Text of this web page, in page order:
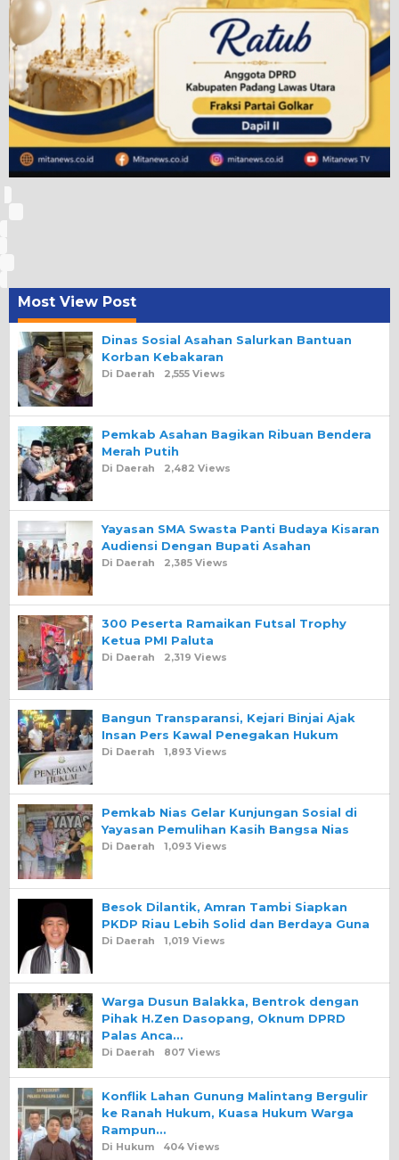
Most View Post
Dinas Sosial Asahan Salurkan Bantuan
Korban Kebakaran
Di Daerah 2,555 Views
Pemkab Asahan Bagikan Ribuan Bendera
Merah Putih
Di Daerah 2,482 Views
Yayasan SMA Swasta Panti Budaya Kisaran
Audiensi Dengan Bupati Asahan
Di Daerah 2,385 Views
300 Peserta Ramaikan Futsal Trophy
Ketua PMI Paluta
Di Daerah 2,319 Views
Bangun Transparansi, Kejari Binjai Ajak
Insan Pers Kawal Penegakan Hukum
Di Daerah 1,893 Views
Pemkab Nias Gelar Kunjungan Sosial di
Yayasan Pemulihan Kasih Bangsa Nias
Di Daerah 1,093 Views
Besok Dilantik, Amran Tambi Siapkan
PKDP Riau Lebih Solid dan Berdaya Guna
Di Daerah 1,019 Views
Warga Dusun Balakka, Bentrok dengan
Pihak H.Zen Dasopang, Oknum DPRD
Palas Anca…
Di Daerah 807 Views
Konflik Lahan Gunung Malintang Bergulir
ke Ranah Hukum, Kuasa Hukum Warga
Rampun…
Di Hukum 404 Views